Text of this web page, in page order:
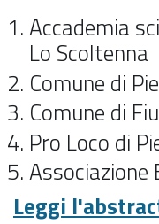
Accademia
Lo Scoltenna
Comune di
Comune di
Pro Loco di
Associazione
Leggi